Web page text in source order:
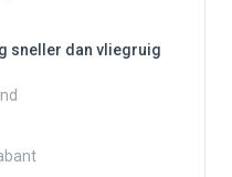
sneller dan vliegruig